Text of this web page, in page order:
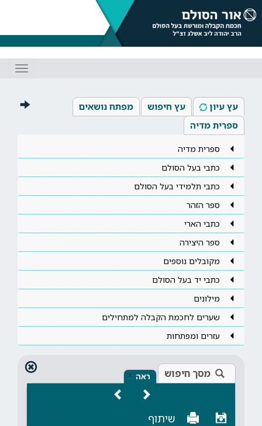
עץ עיון עץ חיפוש
מפתח נושאים
ספרית מדיה
ספרית מדיה
כתבי בעל הסולם
כתבי תלמידי בעל הסולם
ספר הזהר
כתבי הארי
ספר היצירה
מקובלים נוספים
כתבי יד בעל הסולם
מילונים
שערים לחכמת הקבלה למתחילים
עזרים ומפתחות
מסך חיפוש ראה ×
שיתוף